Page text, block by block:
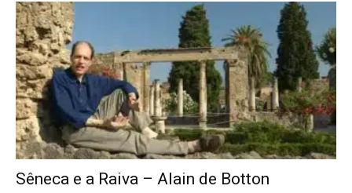
Sêneca e a Raiva – Alain de Botton